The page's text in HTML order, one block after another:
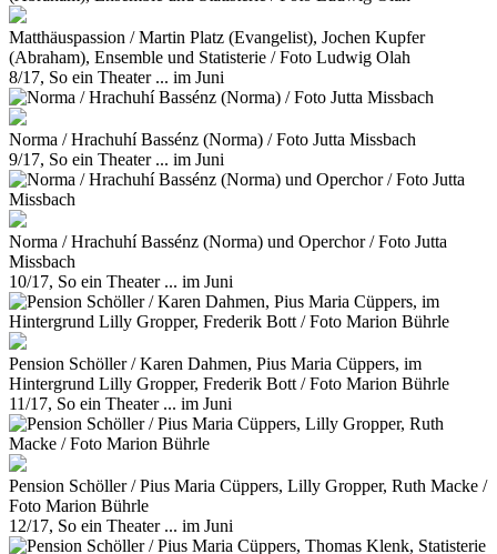
Matthäuspassion / Martin Platz (Evangelist), Jochen Kupfer
(Abraham), Ensemble und Statisterie / Foto Ludwig Olah
8/17, So ein Theater ... im Juni
Norma / Hrachuhí Bassénz (Norma) / Foto Jutta Missbach
9/17, So ein Theater ... im Juni
Norma / Hrachuhí Bassénz (Norma) und Operchor / Foto Jutta
Missbach
10/17, So ein Theater ... im Juni
Pension Schöller / Karen Dahmen, Pius Maria Cüppers, im
Hintergrund Lilly Gropper, Frederik Bott / Foto Marion Bührle
11/17, So ein Theater ... im Juni
Pension Schöller / Pius Maria Cüppers, Lilly Gropper, Ruth Macke /
Foto Marion Bührle
12/17, So ein Theater ... im Juni